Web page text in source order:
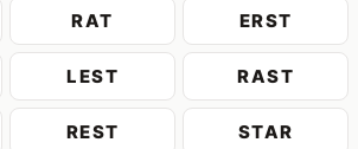
RAT ERST
LEST RAST
REST STAR